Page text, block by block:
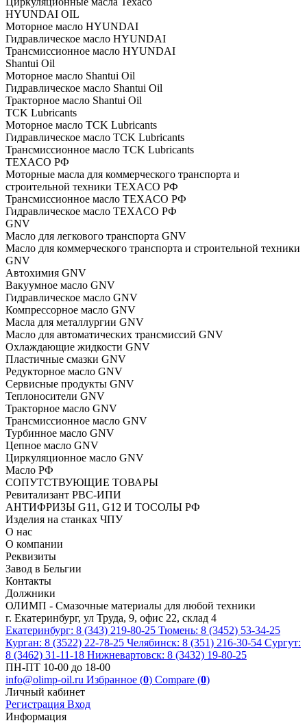
HYUNDAI OIL
Моторное масло HYUNDAI
Гидравлическое масло HYUNDAI
Трансмиссионное масло HYUNDAI
Shantui Oil
Моторное масло Shantui Oil
Гидравлическое масло Shantui Oil
Тракторное масло Shantui Oil
TCK Lubricants
Моторное масло TCK Lubricants
Гидравлическое масло TCK Lubricants
Трансмиссионное масло TCK Lubricants
TEXACO РФ
Моторные масла для коммерческого транспорта и
строительной техники TEXACO РФ
Трансмиссионное масло TEXACO РФ
Гидравлическое масло TEXACO РФ
GNV
Масло для легкового транспорта GNV
Масло для коммерческого транспорта и строительной техники
GNV
Автохимия GNV
Вакуумное масло GNV
Гидравлическое масло GNV
Компрессорное масло GNV
Масла для металлургии GNV
Масло для автоматических трансмиссий GNV
Охлаждающие жидкости GNV
Пластичные смазки GNV
Редукторное масло GNV
Сервисные продукты GNV
Теплоносители GNV
Тракторное масло GNV
Трансмиссионное масло GNV
Турбинное масло GNV
Цепное масло GNV
Циркуляционное масло GNV
Масло РФ
СОПУТСТВУЮЩИЕ ТОВАРЫ
Ревитализант РВС-ИПИ
АНТИФРИЗЫ G11, G12 И ТОСОЛЫ РФ
Изделия на станках ЧПУ
О нас
О компании
Реквизиты
Завод в Бельгии
Контакты
Должники
ОЛИМП - Смазочные материалы для любой техники
г. Екатеринбург, ул Труда, 9, офис 22, склад 4
Екатеринбург: 8 (343) 219-80-25 Тюмень: 8 (3452) 53-34-25
Курган: 8 (3522) 22-78-25 Челябинск: 8 (351) 216-30-54 Сургут:
8 (3462) 31-11-18 Нижневартовск: 8 (3432) 19-80-25
ПН-ПТ 10-00 до 18-00
info@olimp-oil.ru Избранное (0) Compare (0)
Личный кабинет
Регистрация Вход
Информация